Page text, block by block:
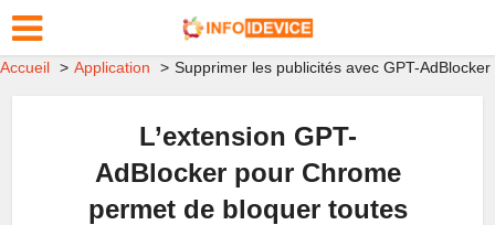
Accueil Application Supprimer les publicités avec GPT-AdBlocker
L’extension GPT-
AdBlocker pour Chrome
permet de bloquer toutes